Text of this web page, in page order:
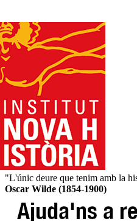
"L'únic deure que tenim amb la
Oscar Wilde (1854-1900)